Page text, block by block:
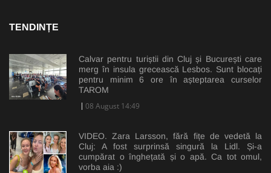
TENDINȚE
Calvar pentru turiștii din Cluj și București care
merg în insula grecească Lesbos. Sunt blocați
pentru minim 6 ore în așteptarea curselor
TAROM
08 August 14:49
VIDEO. Zara Larsson, fără fițe de vedetă la
Cluj: A fost surprinsă singură la Lidl. Și-a
cumpărat o înghețată și o apă. Ca tot omul,
vorba aia :)